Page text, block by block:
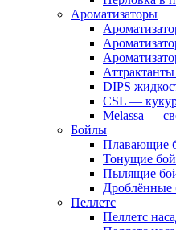
Ароматизаторы
DIPS
CSL —
Melassa —
Бойлы
Плавающие
Тонущие
Пылящие
Дроблённые
Пеллетс
Пеллетс